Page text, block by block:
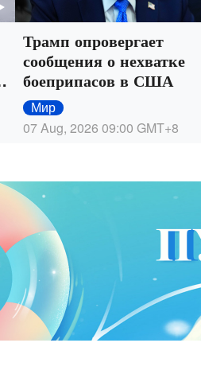
Трамп опровергает
сообщения о нехватке
боеприпасов в США
07 Aug, 2026 09:00 GMT+8
Мир